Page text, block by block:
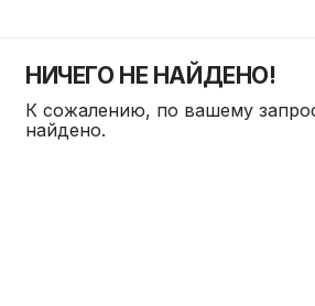
НИЧЕГО НЕ НАЙДЕНО!
К сожалению, по вашему
найдено.